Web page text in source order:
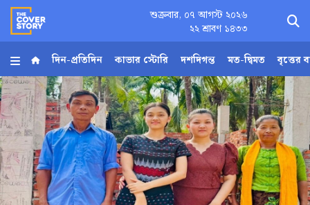
শুক্রবার, ০৭ আগস্ট ২০২৬
২২ শ্রাবণ ১৪৩৩
হোম
আর্কাইভ
কনভার্টার
দিন-প্রতিদিন কাভার স্টোরি দশদিগন্ত মত-দ্বিমত বৃত্তের